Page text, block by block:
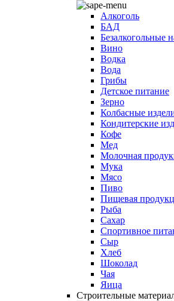
Алкоголь
БАД
Безалкогольные
Вино
Водка
Вода
Грибы
Детское питание
Зерно
Колбасные
Кондитерские
Кофе
Мед
Молочная
Мука
Мясо
Пиво
Пищевая
Рыба
Сахар
Спортивное
Сыр
Хлеб
Шоколад
Чая
Яица
Строительные